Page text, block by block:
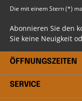
bei allen
Die mit einem Stern (*)
Abonnieren Sie den
Sie keine Neuigkeit
ÖFFNUNGSZEITEN
SERVICE